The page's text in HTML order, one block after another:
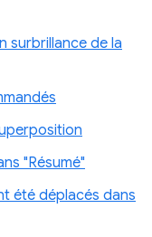
surbrillance de la
"Résumé"
été déplacés dans